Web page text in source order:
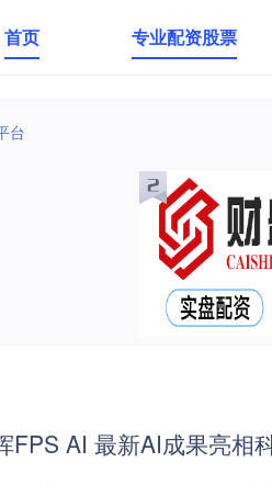
首页 专业配资股票
台
FPS AI 最新AI成果亮相